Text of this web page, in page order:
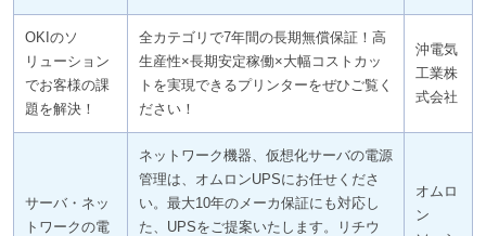
OKIのソ
リューション
でお客様の課
題を解決！
全カテゴリで7年間の長期無償保証！高
生産性×長期安定稼働×大幅コストカッ
トを実現できるプリンターをぜひご覧く
ださい！
沖電気
工業株
式会社
サーバ・ネッ
トワークの電
ネットワーク機器、仮想化サーバの電源
管理は、オムロンUPSにお任せくださ
い。最大10年のメーカ保証にも対応し
た、UPSをご提案いたします。リチウ
オムロ
ン